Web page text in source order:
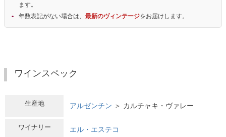
ます。
年数表記がない場合は、 最新のヴィンテージをお届けします。
ワインスペック
生産地 アルゼンチン ＞ カルチャキ・ヴァレー
ワイナリー エル・エステコ